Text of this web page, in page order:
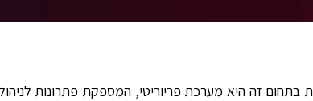
זה היא מערכת פריוריטי, המספקת פתרונות לניהול